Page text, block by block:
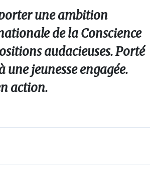
une ambition
de la Conscience
audacieuses. Porté
une jeunesse engagée.
action.